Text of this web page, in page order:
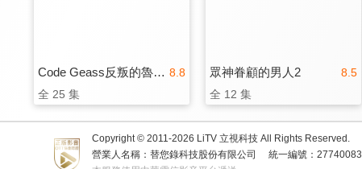
8.8
Code Geass反叛的魯路修
全 25 集
8.5
眾神眷顧的男人2
全 12 集
Copyright © 2011-2026 LiTV 立視科技 All Rights Reserved.
營業人名稱：替您錄科技股份有限公司
統一編號：27740083